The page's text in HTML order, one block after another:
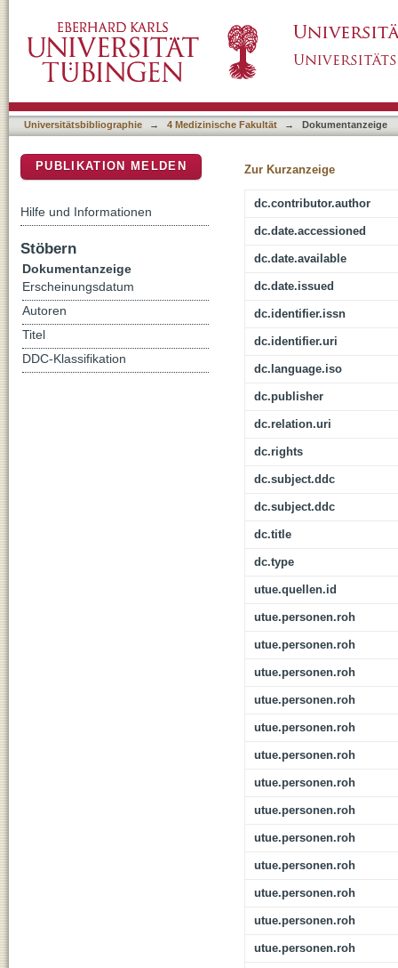
Universitätsbibliographie → 4 Medizinische Fakultät → Dokumentanzeige
Zur Kurzanzeige
dc.contributor.author
dc.date.accessioned
dc.date.available
dc.date.issued
dc.identifier.issn
dc.identifier.uri
dc.language.iso
dc.publisher
dc.relation.uri
dc.rights
dc.subject.ddc
dc.subject.ddc
dc.title
dc.type
utue.quellen.id
utue.personen.roh
utue.personen.roh
utue.personen.roh
utue.personen.roh
utue.personen.roh
utue.personen.roh
utue.personen.roh
utue.personen.roh
utue.personen.roh
utue.personen.roh
utue.personen.roh
utue.personen.roh
utue.personen.roh
PUBLIKATION MELDEN
Hilfe und Informationen
Stöbern
Dokumentanzeige
Erscheinungsdatum
Autoren
Titel
DDC-Klassifikation